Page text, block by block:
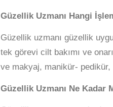
Güzellik Uzmanı Hangi
Güzellik uzmanı güzellik
tek görevi cilt bakımı ve
ve makyaj, manikür- pedikür,
Güzellik Uzmanı Ne Kadar